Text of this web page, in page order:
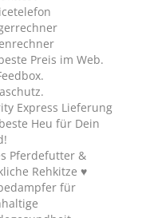
Preis im Web.
Express Lieferung
Heu für Dein
Pferdefutter &
Rehkitze ♥
für